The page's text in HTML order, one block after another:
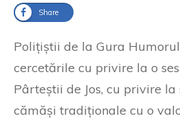
Share
Polițiștii de la Gura
cercetările cu privire la o
Pârteștii de Jos, cu privire
cămăși tradiționale cu o